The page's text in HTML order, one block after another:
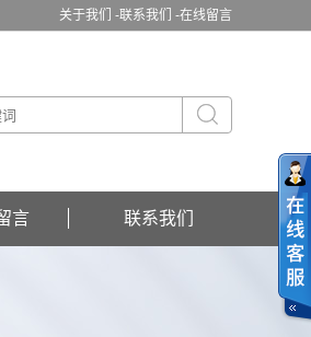
关于我们 -联系我们 -在线留言
言 联系我们